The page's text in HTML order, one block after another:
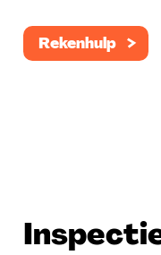
Rekenhulp